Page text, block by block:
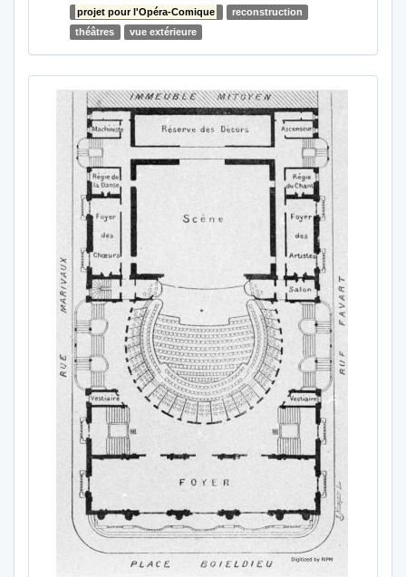
projet pour l'Opéra-Comique
reconstruction
théâtres
vue extérieure